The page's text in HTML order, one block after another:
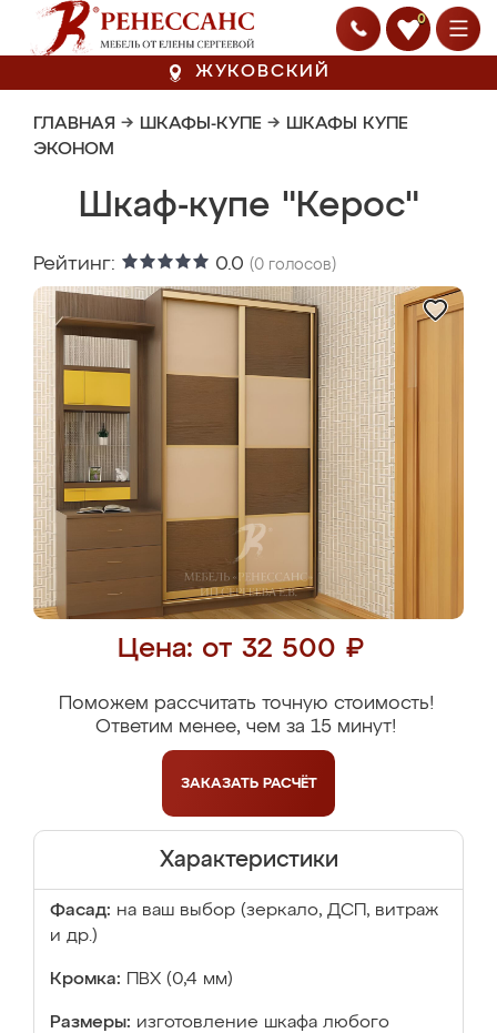
0
ЖУКОВСКИЙ
ГЛАВНАЯ → ШКАФЫ-КУПЕ → ШКАФЫ КУПЕ
ЭКОНОМ
Шкаф-купе "Керос"
Рейтинг: 0.0 (0 голосов)
Цена: от 32 500 ₽
Поможем рассчитать точную стоимость!
Ответим менее, чем за 15 минут!
ЗАКАЗАТЬ РАСЧЁТ
Характеристики
Фасад: на ваш выбор (зеркало, ДСП, витраж
и др.)
Кромка: ПВХ (0,4 мм)
Размеры: изготовление шкафа любого